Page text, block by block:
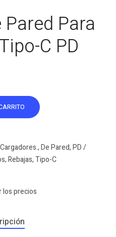
Para
C PD
Cargadores.,De Pared,PD /
,Rebajas,Tipo-C
los precios